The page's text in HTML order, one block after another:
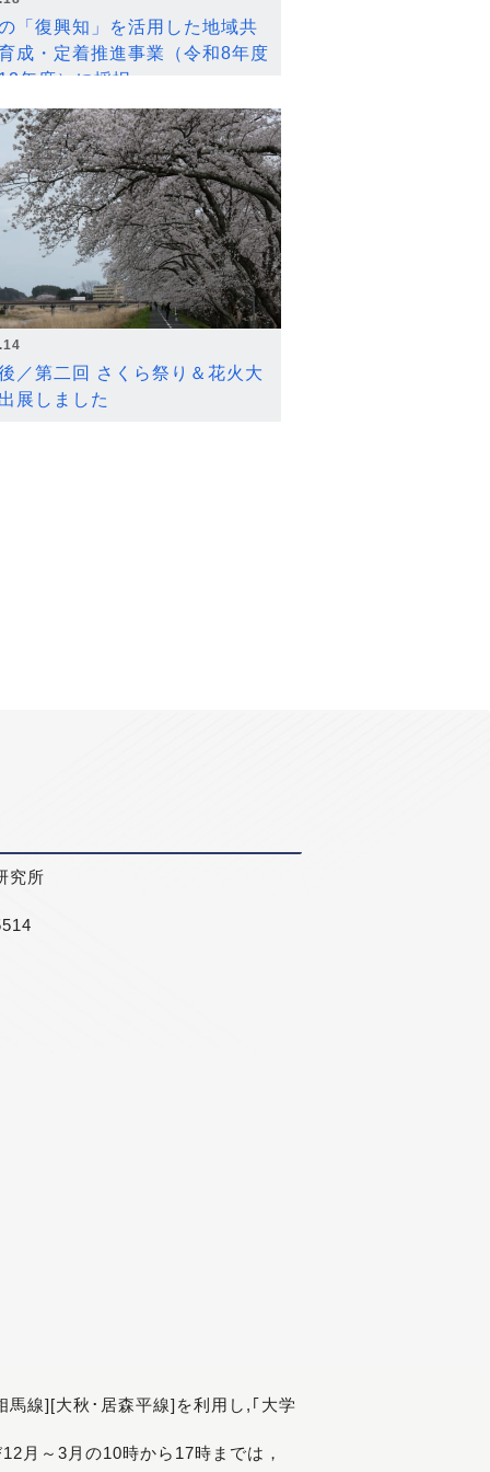
「復興知」を活用した地域共
成・定着推進事業（令和8年度
年度）に採択
／第二回 さくら祭り＆花火大
展しました
究所
線][大秋･居森平線]を利用し,｢大学
月～3月の10時から17時までは，